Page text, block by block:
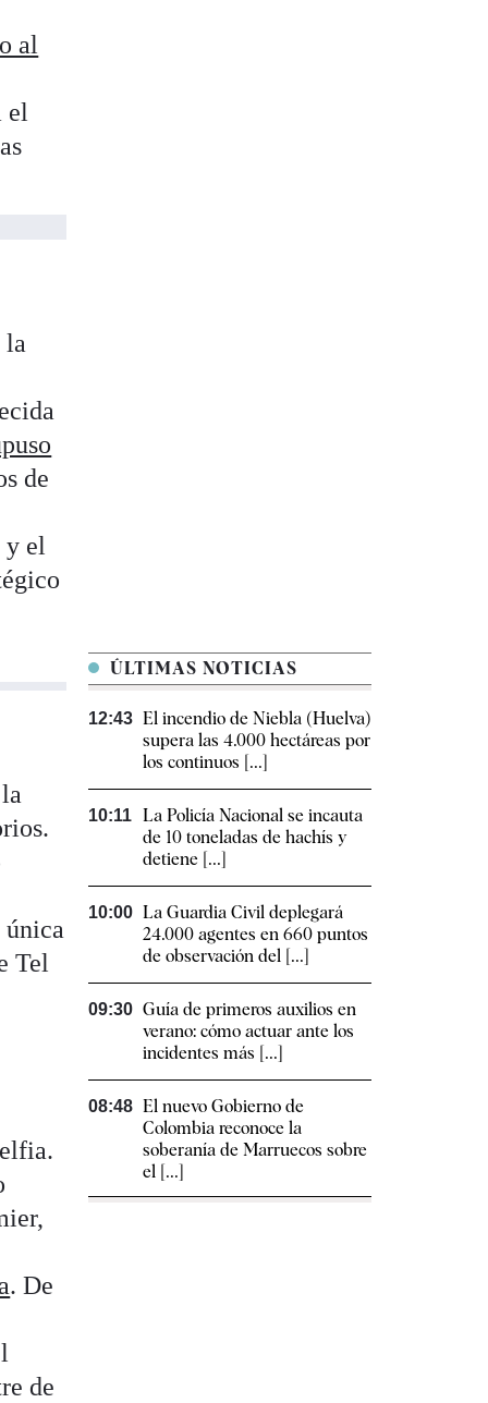
al
el
la
de
y el
única
Tel
. De
de
ÚLTIMAS NOTICIAS
12:43 El incendio de Niebla (Huelva)
supera las 4.000 hectáreas por
los continuos [...]
10:11 La Policía Nacional se incauta
de 10 toneladas de hachís y
detiene [...]
10:00 La Guardia Civil deplegará
24.000 agentes en 660 puntos
de observación del [...]
09:30 Guía de primeros auxilios en
verano: cómo actuar ante los
incidentes más [...]
08:48 El nuevo Gobierno de
Colombia reconoce la
soberanía de Marruecos sobre
el [...]